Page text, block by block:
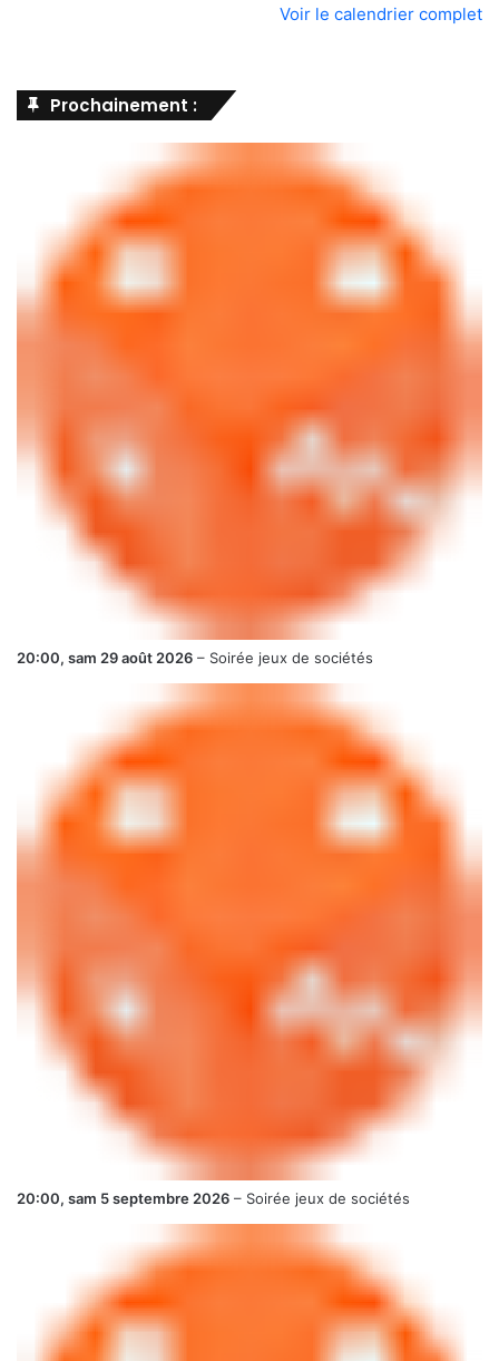
Voir le calendrier complet
Prochainement :
20:00, sam 29 août 2026 – Soirée jeux de sociétés
20:00, sam 5 septembre 2026 – Soirée jeux de sociétés